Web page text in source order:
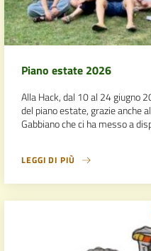
Piano estate 2026
Alla Hack, dal 10 al 24 giugno
del piano estate, grazie anche
Gabbiano che ci ha messo a
LEGGI DI PIÙ